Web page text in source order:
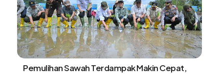
Pemulihan Sawah Terdampak Makin Cepat,